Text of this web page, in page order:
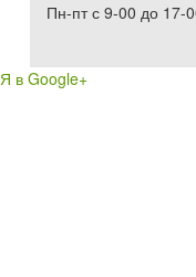
Пн-пт с 9-00 до 17-
Я в Google+